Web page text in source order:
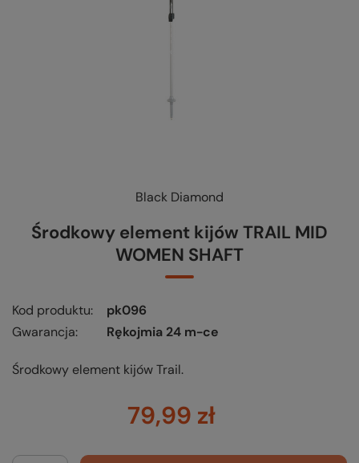
KUP-SPRAWDŹ-WYMIEŃ-czytaj więcej
Black Diamond
Środkowy element kijów TRAIL MID
WOMEN SHAFT
Kod produktu
pk096
Gwarancja
Rękojmia 24 m-ce
Środkowy element kijów Trail.
79,99 zł